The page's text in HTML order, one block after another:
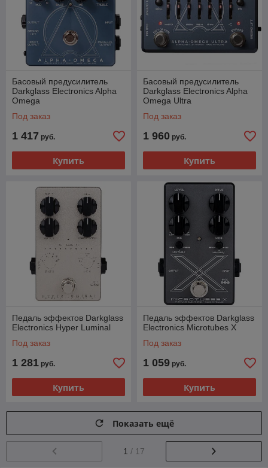
Басовый предусилитель
Darkglass Electronics Alpha
Omega
Под заказ
1 417 руб.
Купить
Басовый предусилитель
Darkglass Electronics Alpha
Omega Ultra
Под заказ
1 960 руб.
Купить
Педаль эффектов Darkglass
Electronics Hyper Luminal
Под заказ
1 281 руб.
Купить
Педаль эффектов Darkglass
Electronics Microtubes X
Под заказ
1 059 руб.
Купить
Показать ещё
1 / 17